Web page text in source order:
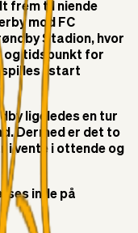
frem til niende
mod FC
Stadion, hvor
og tidspunkt for
i start
ligeledes en tur
Dermed er det to
i vente i ottende og
inde på